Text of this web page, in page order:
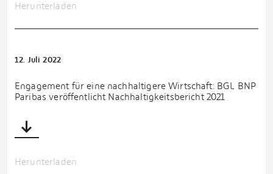
Herunterladen
12. Juli 2022
Engagement für eine nachhaltigere Wirtschaft: BGL BNP
Paribas veröffentlicht Nachhaltigkeitsbericht 2021
Herunterladen